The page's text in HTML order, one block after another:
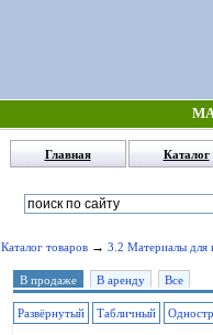
Главная Каталог
Каталог товаров→ 3.2 Материалы для
В продаже В аренду Все
Развёрнутый Табличный